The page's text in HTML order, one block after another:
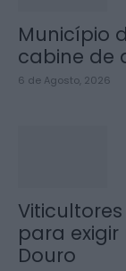
Município
cabine de
6 de Agosto, 2026
para
Douro